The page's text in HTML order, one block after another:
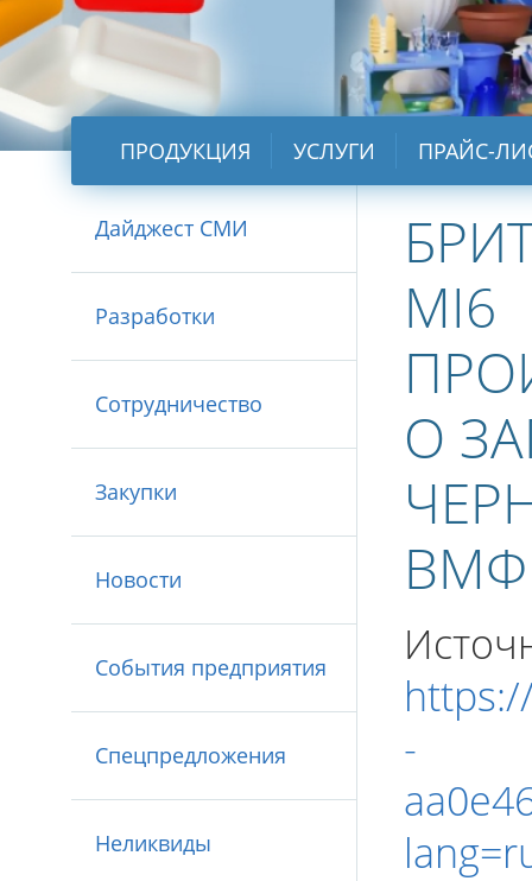
ПРОДУКЦИЯ УСЛУГИ ПРАЙС-
Дайджест СМИ
Разработки
Сотрудничество
Закупки
Новости
События предприятия
Спецпредложения
Неликвиды
МI6
О
-